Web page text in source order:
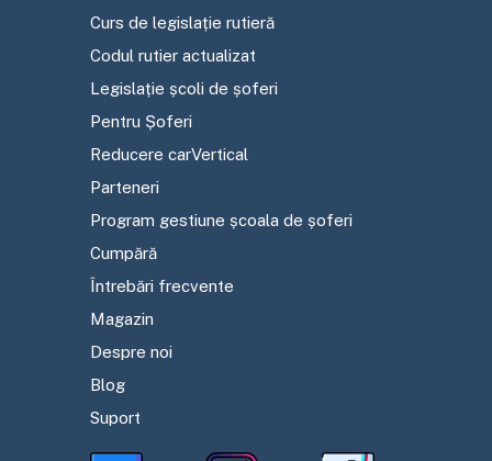
Curs de legislație rutieră
Codul rutier actualizat
Legislație școli de șoferi
Pentru Șoferi
Reducere carVertical
Parteneri
Program gestiune școala de șoferi
Cumpără
Întrebări frecvente
Magazin
Despre noi
Blog
Suport